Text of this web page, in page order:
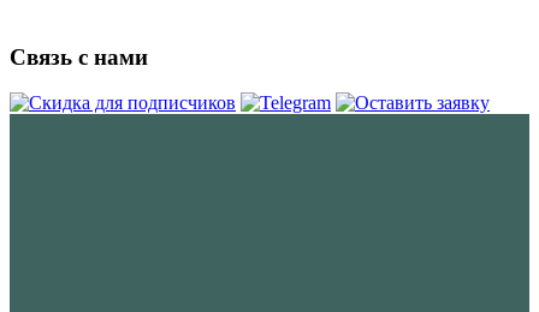
Связь с нами